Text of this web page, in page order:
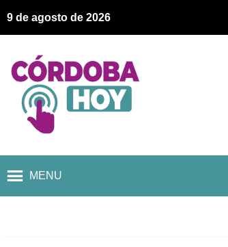
9 de agosto de 2026
MENU